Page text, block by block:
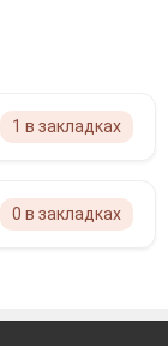
1 в закладках
0 в закладках